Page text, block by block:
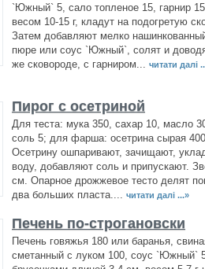
`Южный` 5, сало топленое 15, гарнир
весом 10-15 г, кладут на подогретую
Затем добавляют мелко
пюре или соус `Южный`, солят и
же сковороде, с гарниром...
читати далі
Пирог с осетриной
Для теста: мука 350, сахар 10, масло
соль 5; для фарша: осетрина сырая
Осетрину ошпаривают, зачищают,
воду, добавляют соль и припускают.
см. Опарное дрожжевое тесто делят
два больших пласта....
читати далі ...»
Печень по-строгановски
Печень говяжья 180 или баранья,
сметанный с луком 100, соус `Южный`